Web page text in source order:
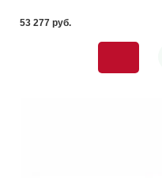
53 277 pуб.